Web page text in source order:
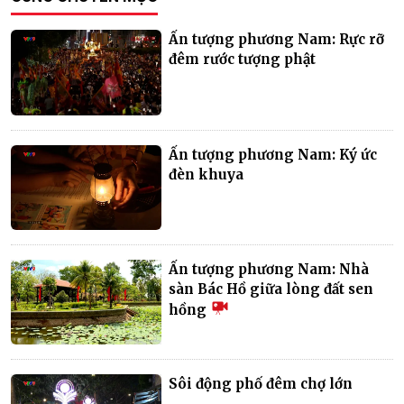
Ấn tượng phương Nam: Rực rỡ
đêm rước tượng phật
Ấn tượng phương Nam: Ký ức
đèn khuya
Ấn tượng phương Nam: Nhà
sàn Bác Hồ giữa lòng đất sen
hồng
Sôi động phố đêm chợ lớn